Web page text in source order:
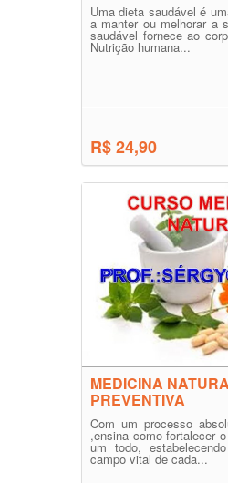
Uma dieta saudável é
a manter ou melhorar a
saudável fornece ao
Nutrição humana...
R$ 24,90
MEDICINA
PREVENTIVA
Com um processo
,ensina como fortalecer
um todo,
campo vital de cada...